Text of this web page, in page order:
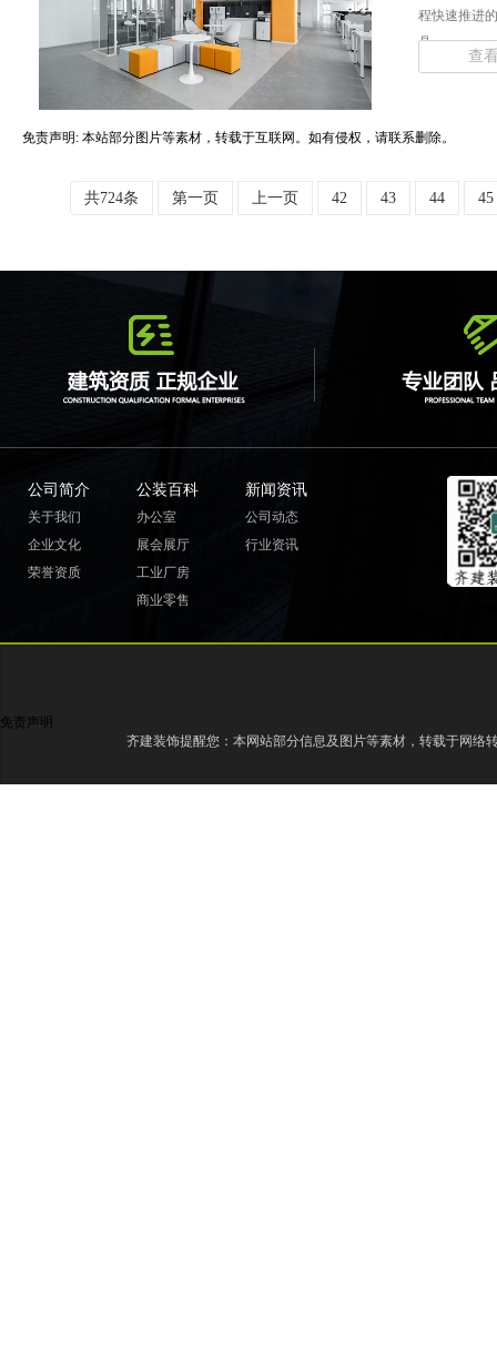
程快速推进
具，... ...
查
免责声明: 本站部分图片等素材，转载于互联网。如有侵权，请联系删除。
共724条 第一页 上一页 42 43 44 45
公司简介
关于我们
企业文化
荣誉资质
公装百科
办公室
展会展厅
工业厂房
商业零售
新闻资讯
公司动态
行业资讯
免责声明
齐建装饰提醒您：本网站部分信息及图片等素材，转载于网络